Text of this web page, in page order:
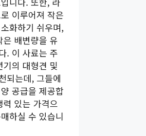
이루어져 작은
화하기 쉬우며,
배변량을 유
. 이 사료는 주
의 대형견 및
되는데, 그들에
공급을 제공합
있는 가격으
하실 수 있습니